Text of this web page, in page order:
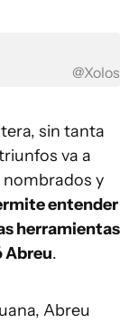
@Xolos
sin tanta
va a
nombrados y
entender
herramientas
Abreu.
Abreu